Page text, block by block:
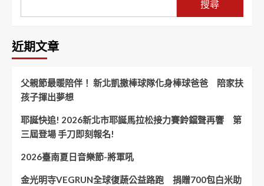
搜尋
近期文章
父親節最暖陪伴！ 新北凱撒棒球隊化身棒球爸爸 陪家扶
孩子揮出夢想
耶誕快追! 2026新北市耶誕馬拉松接力賽鈴鐺聲再響 第
三屆登場 手刀即刻報名!
2026臺南夏日音樂節-將軍吼
金光明寺VEGRUN全球復蔬公益路跑 捐贈700包白米助